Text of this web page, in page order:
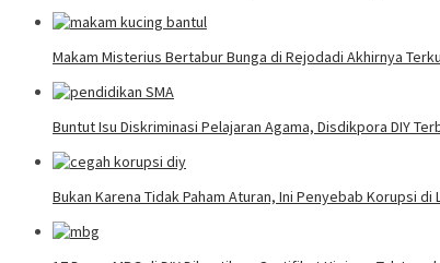
Makam Misterius Bertabur Bunga di Rejodadi Akhirnya
Buntut Isu Diskriminasi Pelajaran Agama, Disdikpora DIY
Bukan Karena Tidak Paham Aturan, Ini Penyebab Korupsi di